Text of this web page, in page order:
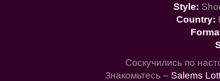
Style:
Country:
Соскучились по
Знакомьтесь – Salems